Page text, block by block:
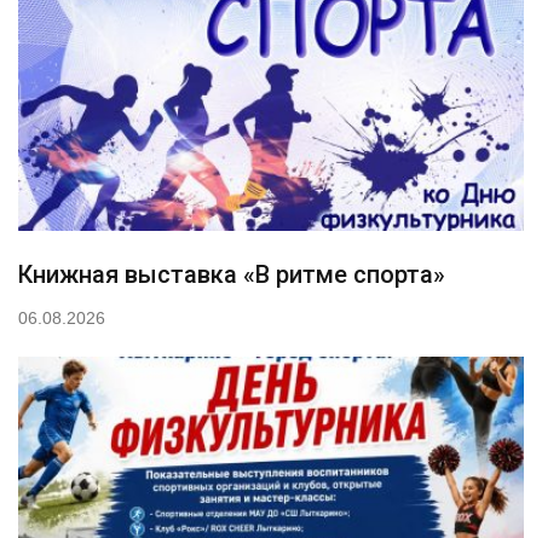
Книжная выставка «В ритме спорта»
06.08.2026